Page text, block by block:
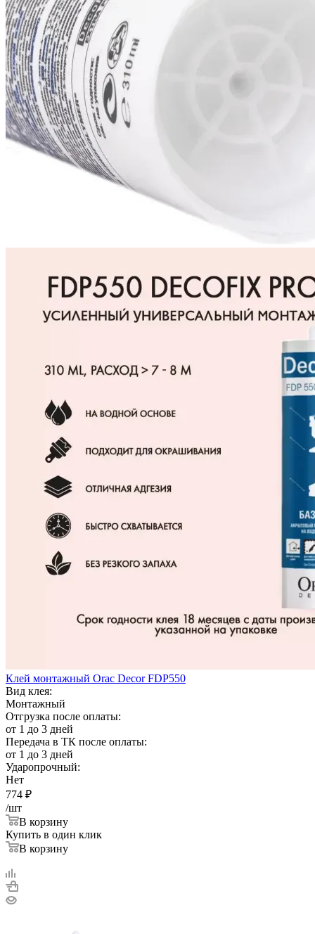
Клей монтажный Orac Decor FDP550
Вид клея:
Монтажный
Отгрузка после оплаты:
от 1 до 3 дней
Передача в ТК после оплаты:
от 1 до 3 дней
Ударопрочный:
Нет
774 ₽
/шт
В корзину
Купить в один клик
В корзину